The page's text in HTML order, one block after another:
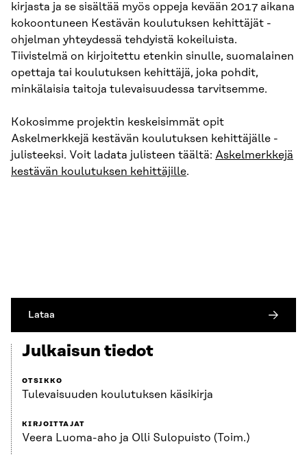
kirjasta ja se sisältää myös oppeja kevään 2017 aikana
kokoontuneen Kestävän koulutuksen kehittäjät -
ohjelman yhteydessä tehdyistä kokeiluista.
Tiivistelmä on kirjoitettu etenkin sinulle, suomalainen
opettaja tai koulutuksen kehittäjä, joka pohdit,
minkälaisia taitoja tulevaisuudessa tarvitsemme.
Kokosimme projektin keskeisimmät opit
Askelmerkkejä kestävän koulutuksen kehittäjälle -
julisteeksi. Voit ladata julisteen täältä: Askelmerkkejä
kestävän koulutuksen kehittäjille.
Lataa
Julkaisun tiedot
OTSIKKO
Tulevaisuuden koulutuksen käsikirja
KIRJOITTAJAT
Veera Luoma-aho ja Olli Sulopuisto (Toim.)